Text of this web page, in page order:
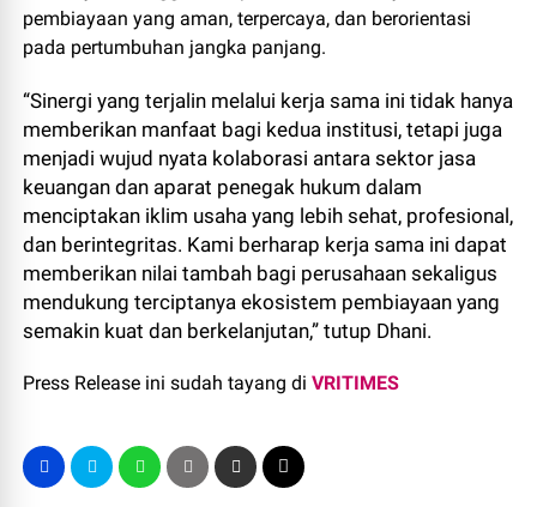
pembiayaan yang aman, terpercaya, dan berorientasi
pada pertumbuhan jangka panjang.
“Sinergi yang terjalin melalui kerja sama ini tidak hanya
memberikan manfaat bagi kedua institusi, tetapi juga
menjadi wujud nyata kolaborasi antara sektor jasa
keuangan dan aparat penegak hukum dalam
menciptakan iklim usaha yang lebih sehat, profesional,
dan berintegritas. Kami berharap kerja sama ini dapat
memberikan nilai tambah bagi perusahaan sekaligus
mendukung terciptanya ekosistem pembiayaan yang
semakin kuat dan berkelanjutan,” tutup Dhani.
Press Release ini sudah tayang diVRITIMES